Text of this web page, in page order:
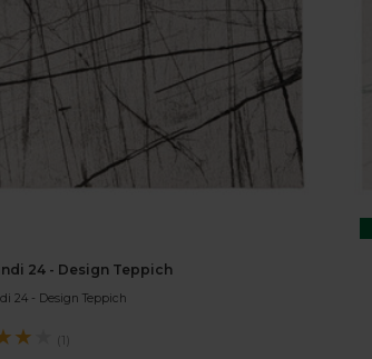
24 - Design Teppich
24 - Design Teppich
★ (1)